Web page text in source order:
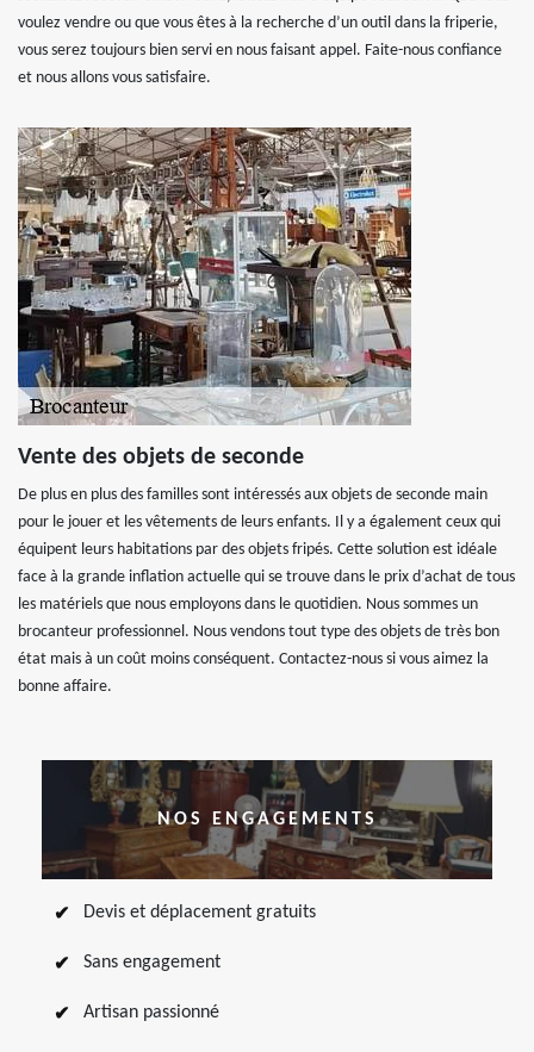
voulez vendre ou que vous êtes à la recherche d’un outil dans la friperie,
vous serez toujours bien servi en nous faisant appel. Faite-nous confiance
et nous allons vous satisfaire.
Vente des objets de seconde
De plus en plus des familles sont intéressés aux objets de seconde main
pour le jouer et les vêtements de leurs enfants. Il y a également ceux qui
équipent leurs habitations par des objets fripés. Cette solution est idéale
face à la grande inflation actuelle qui se trouve dans le prix d’achat de tous
les matériels que nous employons dans le quotidien. Nous sommes un
brocanteur professionnel. Nous vendons tout type des objets de très bon
état mais à un coût moins conséquent. Contactez-nous si vous aimez la
bonne affaire.
NOS ENGAGEMENTS
Devis et déplacement gratuits
Sans engagement
Artisan passionné